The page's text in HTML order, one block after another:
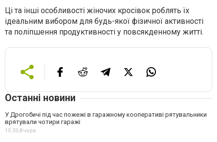
Ці та інші особливості жіночих кросівок роблять їх
ідеальним вибором для будь-якої фізичної активності
та поліпшення продуктивності у повсякденному житті.
Останні новини
У Дрогобичі під час пожежі в гаражному кооперативі рятувальники
врятували чотири гаражі
15:33,Вчора